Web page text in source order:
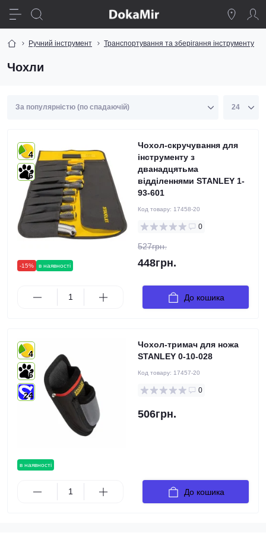
Ручний інструмент Транспортування та зберігання інструменту
Чохли
-15% в наявності
4
6
Чохол-скручування для
інструменту з
дванадцятьма
відділеннями STANLEY 1-
93-601
Код товару: 17458-20
0
527грн.
448грн.
До кошика
в наявності
4
6
24
Чохол-тримач для ножа
STANLEY 0-10-028
Код товару: 17457-20
0
506грн.
До кошика